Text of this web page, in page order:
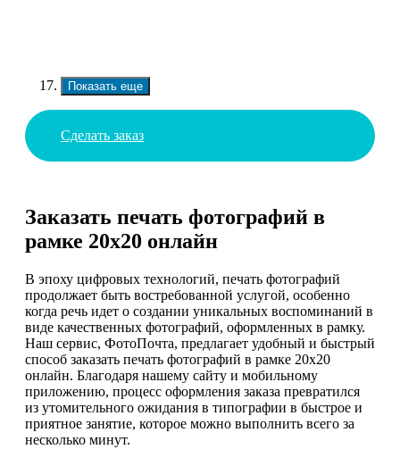
Показать еще
Сделать заказ
Заказать печать фотографий в
рамке 20х20 онлайн
В эпоху цифровых технологий, печать фотографий
продолжает быть востребованной услугой, особенно
когда речь идет о создании уникальных воспоминаний в
виде качественных фотографий, оформленных в рамку.
Наш сервис, ФотоПочта, предлагает удобный и быстрый
способ заказать печать фотографий в рамке 20х20
онлайн. Благодаря нашему сайту и мобильному
приложению, процесс оформления заказа превратился
из утомительного ожидания в типографии в быстрое и
приятное занятие, которое можно выполнить всего за
несколько минут.